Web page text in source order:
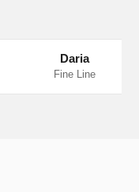
Daria
Fine Line